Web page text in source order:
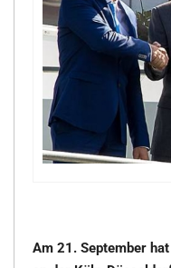
Am 21. September